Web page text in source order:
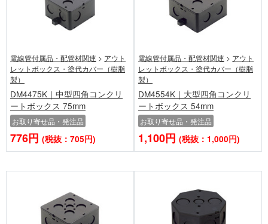
電線管付属品・配管材関連 > アウト
レットボックス・塗代カバー（樹脂
製）
DM4475K｜中型四角コンクリ
ートボックス 75mm
お取り寄せ品・発注品
776円 (税抜：705円)
電線管付属品・配管材関連 > アウト
レットボックス・塗代カバー（樹脂
製）
DM4554K｜大型四角コンクリ
ートボックス 54mm
お取り寄せ品・発注品
1,100円 (税抜：1,000円)